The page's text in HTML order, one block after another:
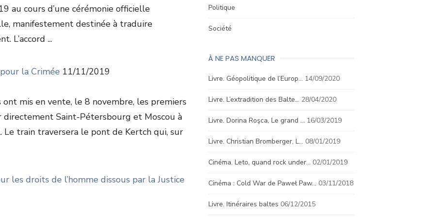
au cours d’une cérémonie officielle
manifestement destinée à traduire
L’accord ...
la Crimée 11/11/2019
ont mis en vente, le 8 novembre, les premiers
Saint-Pétersbourg et Moscou à
train traversera le pont de Kertch qui, sur
les droits de l’homme dissous par la Justice
Politique
Société
À NE PAS MANQUER
Livre. Géopolitique de l’Europ… 14/09/2020
Livre. L’extradition des Balte… 28/04/2020
Livre. Dorina Roşca, Le grand … 16/03/2019
Livre. Christian Bromberger, L… 08/01/2019
Cinéma. Leto, quand rock under… 02/01/2019
Cinéma : Cold War de Paweł Paw… 03/11/2018
Livre. Itinéraires baltes 06/12/2015